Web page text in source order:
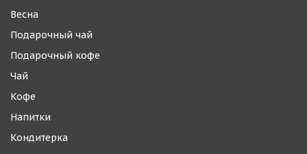
Весна
Подарочный чай
Подарочный кофе
Чай
Кофе
Напитки
Кондитерка